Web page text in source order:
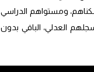
سكناهم، ومستواهم الدراسي
العدلي، الباقي بدون